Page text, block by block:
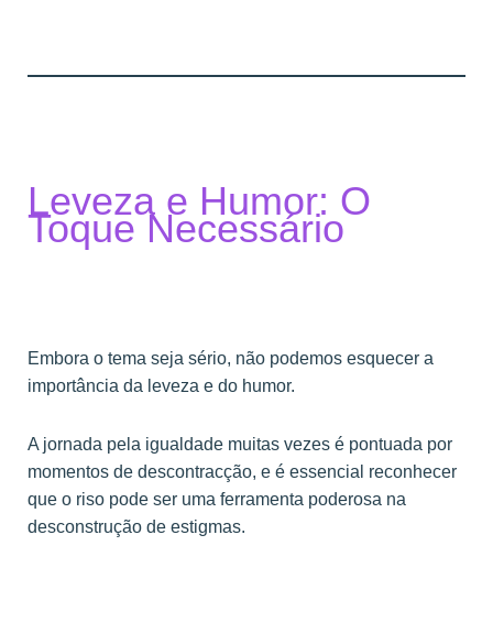
Leveza e Humor: O
Toque Necessário
Embora o tema seja sério, não podemos esquecer a
importância da leveza e do humor.
A jornada pela igualdade muitas vezes é pontuada por
momentos de descontracção, e é essencial reconhecer
que o riso pode ser uma ferramenta poderosa na
desconstrução de estigmas.